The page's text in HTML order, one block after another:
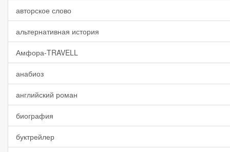
авторское слово
альтернативная история
Амфора-TRAVELL
анабиоз
английский роман
биография
буктрейлер